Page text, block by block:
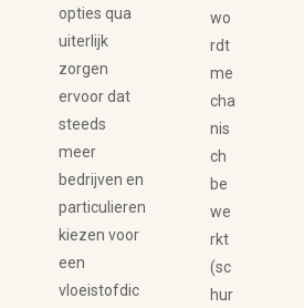
opties qua
uiterlijk
zorgen
ervoor dat
steeds
meer
bedrijven en
particulieren
kiezen voor
een
vloeistofdic
wo
rdt
me
cha
nis
ch
be
we
rkt
(sc
hur